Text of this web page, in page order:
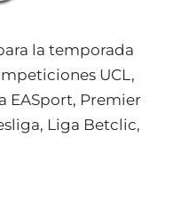
la temporada
UCL,
EASport, Premier
Liga Betclic,